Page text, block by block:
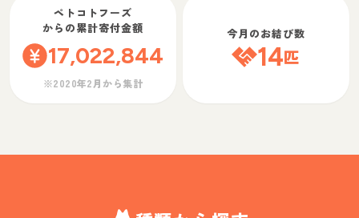
ペトコトフーズ
からの累計寄付金額
17,022,844
※2020年2月から集計
今月のお結び数
14匹